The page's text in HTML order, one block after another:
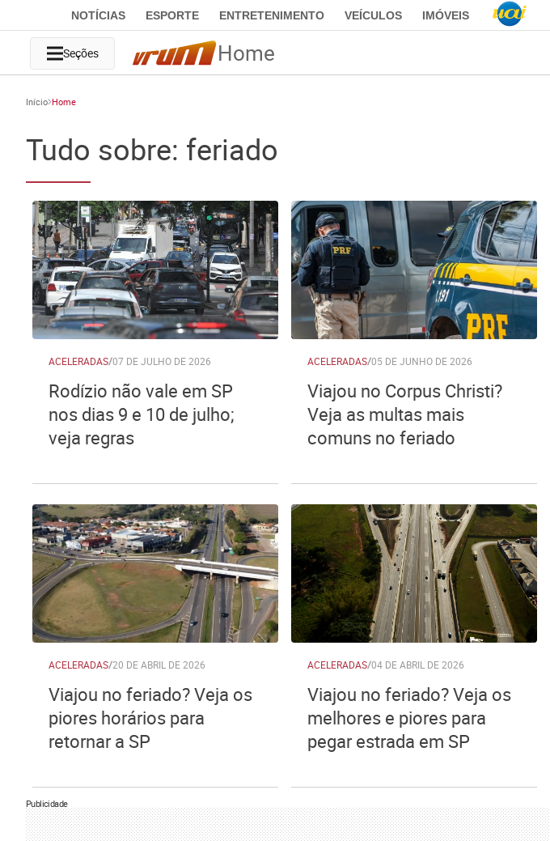
NOTÍCIAS ESPORTE ENTRETENIMENTO VEÍCULOS IMÓVEIS
Seções Home
Início Home
Tudo sobre: feriado
ACELERADAS/07 DE JULHO DE 2026
Rodízio não vale em SP
nos dias 9 e 10 de julho;
veja regras
ACELERADAS/05 DE JUNHO DE 2026
Viajou no Corpus Christi?
Veja as multas mais
comuns no feriado
ACELERADAS/20 DE ABRIL DE 2026
Viajou no feriado? Veja os
piores horários para
retornar a SP
ACELERADAS/04 DE ABRIL DE 2026
Viajou no feriado? Veja os
melhores e piores para
pegar estrada em SP
Publicidade